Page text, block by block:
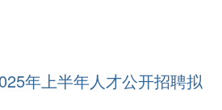
首页 >新闻动态 >通知公告> 正文
年上半年人才公开招聘拟